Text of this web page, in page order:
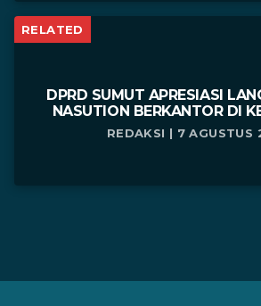
RELATED
DPRD SUMUT APRESIASI
NASUTION BERKANTOR DI
REDAKSI | 7 AGUSTUS